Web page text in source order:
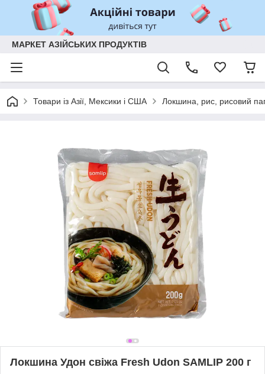
МАРКЕТ АЗІЙСЬКИХ ПРОДУКТІВ
Товари із Азії, Мексики і США Локшина, рис, рисовий
Локшина Удон свіжа Fresh Udon SAMLIP 200 г